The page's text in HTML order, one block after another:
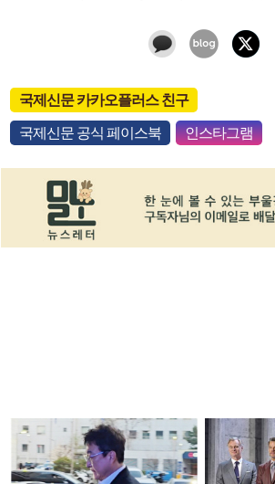
국제신문 카카오플러스 친구
국제신문 공식 페이스북 인스타그램